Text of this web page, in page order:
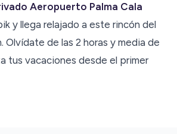
Aeropuerto Palma Cala
y llega relajado a este rincón del
Olvídate de las 2 horas y media de
tus vacaciones desde el primer